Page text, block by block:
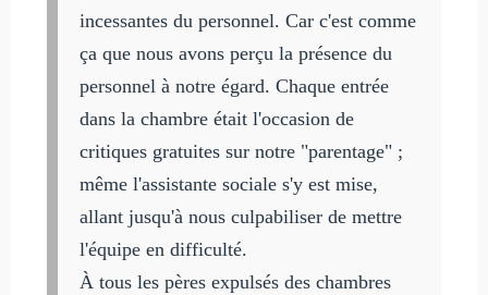
incessantes du personnel. Car c'est comme
ça que nous avons perçu la présence du
personnel à notre égard. Chaque entrée
dans la chambre était l'occasion de
critiques gratuites sur notre "parentage" ;
même l'assistante sociale s'y est mise,
allant jusqu'à nous culpabiliser de mettre
l'équipe en difficulté.
À tous les pères expulsés des chambres